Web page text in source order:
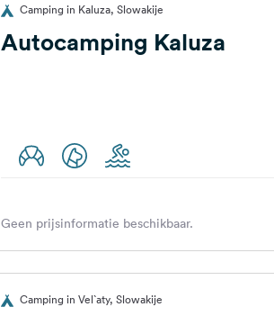
Camping in Kaluza, Slowakije
Autocamping Kaluza
Geen prijsinformatie beschikbaar.
Camping in Vel`aty, Slowakije